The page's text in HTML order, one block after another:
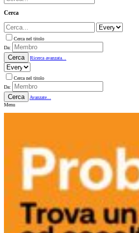
Cerca
Cerca nel titolo
Da:
Cerca Ricerca avanzata...
Cerca nel titolo
Da:
Cerca
Avanzate...
Menu